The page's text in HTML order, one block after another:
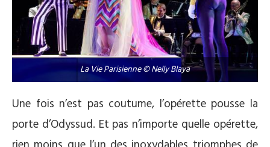
La Vie Parisienne © Nelly Blaya
Une fois n’est pas coutume, l’opérette pousse la
porte d’Odyssud. Et pas n’importe quelle opérette,